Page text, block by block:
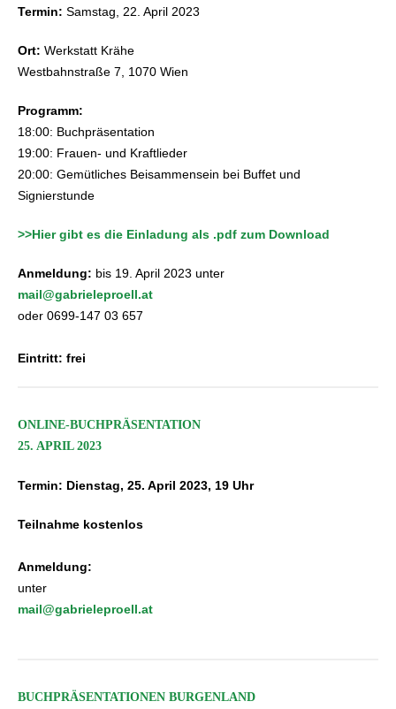
Termin: Samstag, 22. April 2023
Ort: Werkstatt Krähe
Westbahnstraße 7, 1070 Wien
Programm:
18:00: Buchpräsentation
19:00: Frauen- und Kraftlieder
20:00: Gemütliches Beisammensein bei Buffet und
Signierstunde
>>Hier gibt es die Einladung als .pdf zum Download
Anmeldung: bis 19. April 2023 unter
mail@gabrieleproell.at
oder 0699-147 03 657
Eintritt: frei
ONLINE-BUCHPRÄSENTATION
25. APRIL 2023
Termin: Dienstag, 25. April 2023, 19 Uhr
Teilnahme kostenlos
Anmeldung:
unter
mail@gabrieleproell.at
BUCHPRÄSENTATIONEN BURGENLAND